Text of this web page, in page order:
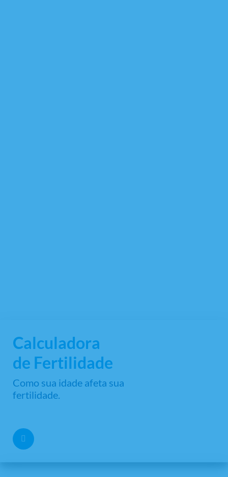
Calculadora
de Fertilidade
Como sua idade afeta sua
fertilidade.